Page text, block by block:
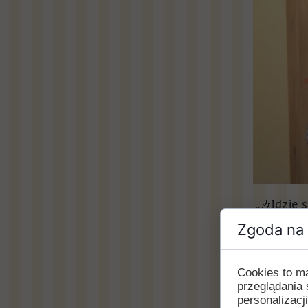
„🎶Idzie
dzień
Dla
Po
ołówka”
Zgoda
Cookies to
przeglądania